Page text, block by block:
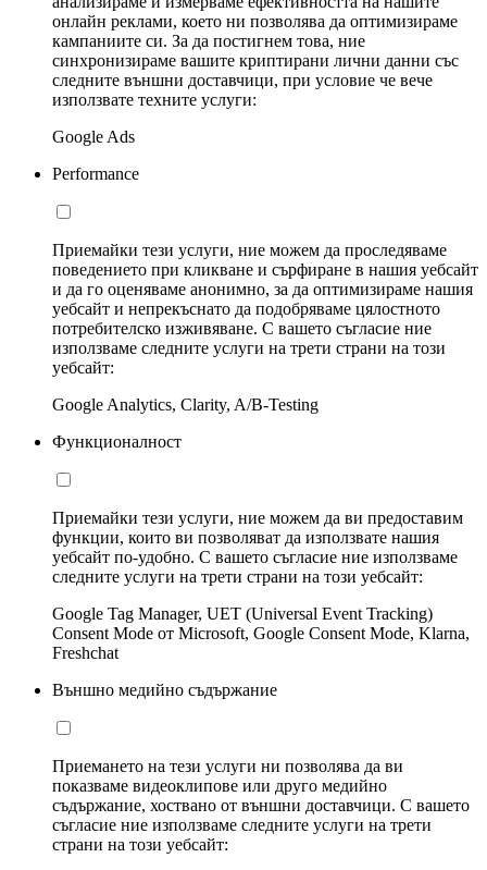
онлайн реклами, което ни позволява да оптимизираме
кампаниите си. За да постигнем това, ние
синхронизираме вашите криптирани лични данни със
следните външни доставчици, при условие че вече
използвате техните услуги:
Google Ads
Performance
Приемайки тези услуги, ние можем да проследяваме
поведението при кликване и сърфиране в нашия уебсайт
и да го оценяваме анонимно, за да оптимизираме нашия
уебсайт и непрекъснато да подобряваме цялостното
потребителско изживяване. С вашето съгласие ние
използваме следните услуги на трети страни на този
уебсайт:
Google Analytics, Clarity, A/B-Testing
Функционалност
Приемайки тези услуги, ние можем да ви предоставим
функции, които ви позволяват да използвате нашия
уебсайт по-удобно. С вашето съгласие ние използваме
следните услуги на трети страни на този уебсайт:
Google Tag Manager, UET (Universal Event Tracking)
Consent Mode от Microsoft, Google Consent Mode, Klarna,
Freshchat
Външно медийно съдържание
Приемането на тези услуги ни позволява да ви
показваме видеоклипове или друго медийно
съдържание, хоствано от външни доставчици. С вашето
съгласие ние използваме следните услуги на трети
страни на този уебсайт: